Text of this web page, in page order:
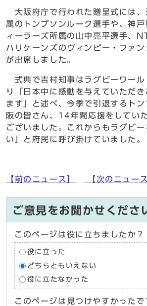
大阪府庁で行われた贈呈式には、
属のトンプソンルーク選手や、神
ィーラーズ所属の山中亮平選手、
ハリケーンズのヴィンピー・ファ
が出席しました。
式典で吉村知事はラグビーワール
り「日本中に感動を与えていただ
ます」と述べ、今季で引退するト
阪の皆さん、14年間応援をしてい
ございました。これからもラグビ
い」と府民に呼び掛けていました。
【前のニュース】 【次のニュース
ご意見をお聞かせくださ
このページは役に立ちましたか？
役に立った
どちらともいえない
役に立たなかった
このページは見つけやすかったで